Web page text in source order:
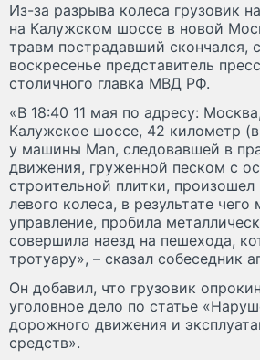
Из-за разрыва колеса грузовик
на Калужском шоссе в новой
травм пострадавший скончался,
воскресенье представитель
столичного главка МВД РФ.
«В 18:40 11 мая по адресу:
Калужское шоссе, 42 километр
у машины Man, следовавшей в
движения, груженной песком с
строительной плитки, произошел
левого колеса, в результате
управление, пробила
совершила наезд на пешехода,
тротуару», – сказал собеседник
Он добавил, что грузовик
уголовное дело по статье
дорожного движения и
средств».